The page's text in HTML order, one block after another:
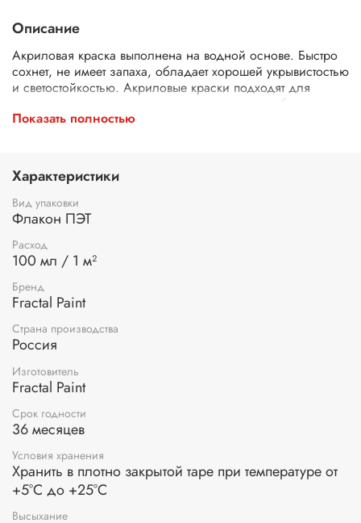
Описание
Акриловая краска выполнена на водной основе. Быстро
сохнет, не имеет запаха, обладает хорошей укрывистостью
и светостойкостью. Акриловые краски подходят для
декоративно-прикладных и художественных работ, могут
использоваться в различных видах творчества, в
поверхностях: холст, картон, дерево, стекло и др. Краски
смешиваются между собой в любых соотношениях.
Применение:
взболтайте краску, разбавьте водой при необходимости.
Нанесите краску на поверхность синтетической кистью
или с помощью губки. Краска сохнет в течение 15-20
минут. По окончании работ промойте инструменты под
теплой водой.
Показать полностью
Характеристики
Вид упаковки
Флакон ПЭТ
Расход
100 мл / 1 м²
Бренд
Fractal Paint
Страна производства
Россия
Изготовитель
Fractal Paint
Срок годности
36 месяцев
Условия хранения
Хранить в плотно закрытой таре при температуре от
+5°С до +25°С
Высыхание